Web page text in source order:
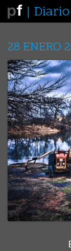
Diario
28 ENERO